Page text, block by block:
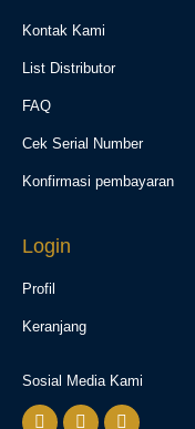
Kontak Kami
List Distributor
FAQ
Cek Serial Number
Konfirmasi pembayaran
Login
Profil
Keranjang
Sosial Media Kami